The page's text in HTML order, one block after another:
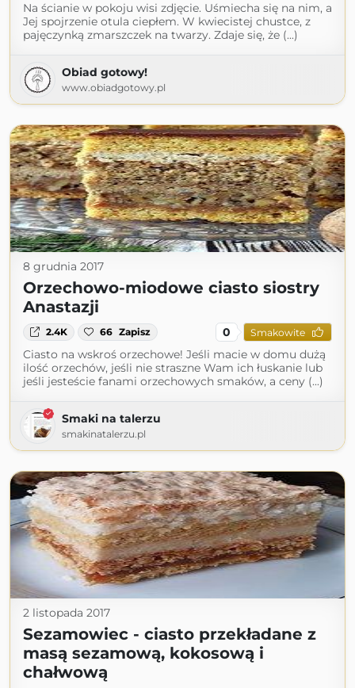
Na ścianie w pokoju wisi zdjęcie. Uśmiecha się na nim, a
Jej spojrzenie otula ciepłem. W kwiecistej chustce, z
pajęczynką zmarszczek na twarzy. Zdaje się, że (...)
Obiad gotowy!
www.obiadgotowy.pl
8 grudnia 2017
Orzechowo-miodowe ciasto siostry
Anastazji
2.4K 66 Zapisz 0 Smakowite
Ciasto na wskroś orzechowe! Jeśli macie w domu dużą
ilość orzechów, jeśli nie straszne Wam ich łuskanie lub
jeśli jesteście fanami orzechowych smaków, a ceny (...)
Smaki na talerzu
smakinatalerzu.pl
2 listopada 2017
Sezamowiec - ciasto przekładane z
masą sezamową, kokosową i
chałwową